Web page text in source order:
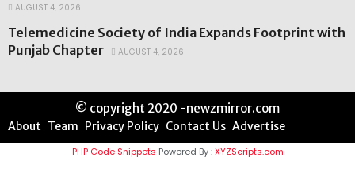
AUGUST 4, 2026
Telemedicine Society of India Expands Footprint with
Punjab Chapter
AUGUST 4, 2026
© copyright 2020 -newzmirror.com
About Team Privacy Policy Contact Us Advertise
PHP Code Snippets Powered By :XYZScripts.com